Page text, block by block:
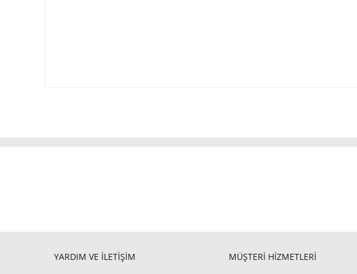
YARDIM VE İLETİŞİM MÜŞTERİ HİZMETLERİ